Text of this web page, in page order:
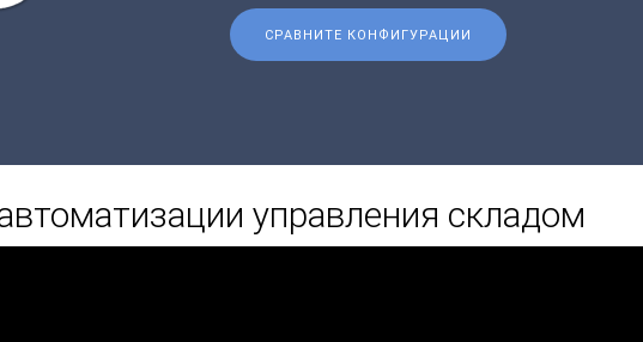
СРАВНИТЕ КОНФИГУРАЦИИ
управления складом